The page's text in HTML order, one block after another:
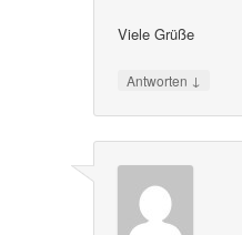
Viele Grüße
Antworten ↓